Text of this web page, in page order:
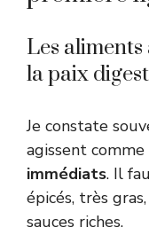
Les
la paix
Je constate
agissent
immédiats. Il
épicés, très
sauces riches.